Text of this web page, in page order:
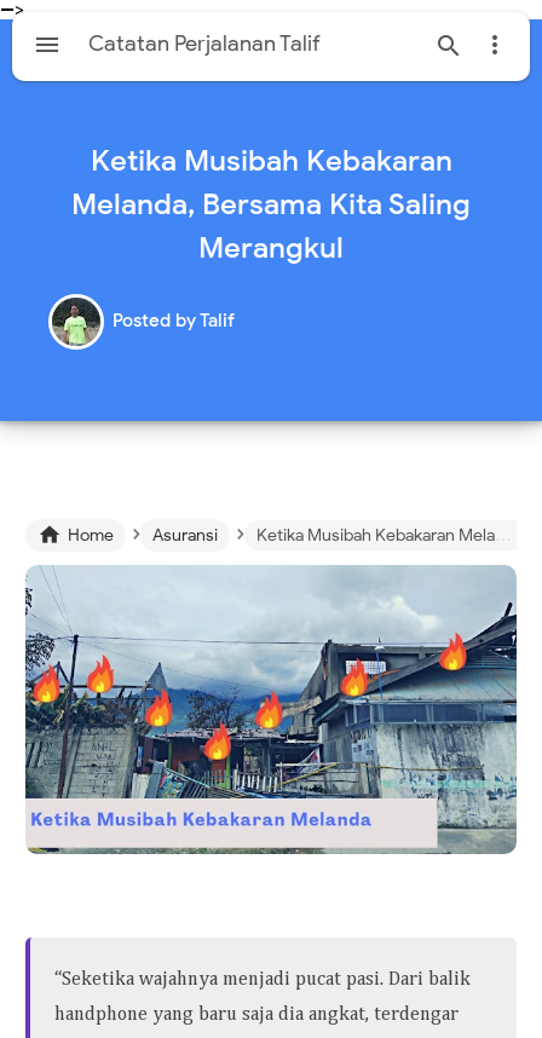
-->
  
Catatan Perjalanan Talif
Ketika Musibah Kebakaran
Melanda, Bersama Kita Saling
Merangkul
Posted byTalif
 Home › Asuransi › Ketika Musibah Kebakaran Melanda, Bersama Kita Saling Merangkul
“Seketika wajahnya menjadi pucat pasi. Dari balik
handphone yang baru saja dia angkat, terdengar